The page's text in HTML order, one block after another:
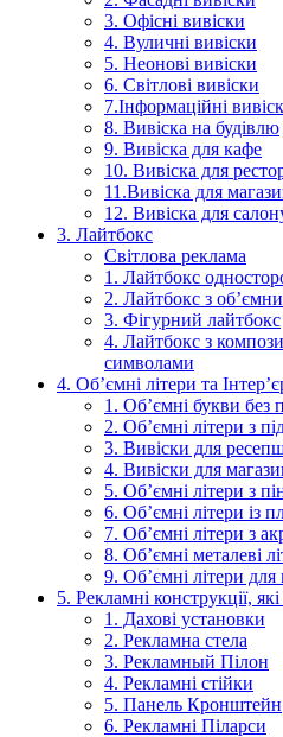
3. Офісні вивіски
4. Вуличні вивіски
5. Неонові вивіски
6. Світлові вивіски
7.Інформаційні
8. Вивіска на будівлю
9. Вивіска для кафе
10. Вивіска для
11.Вивіска для
12. Вивіска для
3. Лайтбокс
Світлова реклама
1. Лайтбокс
2. Лайтбокс з
3. Фігурний лайтбокс
4. Лайтбокс з
символами
4. Об’ємні літери та
1. Об’ємні букви без
2. Об’ємні літери з
3. Вивіски для
4. Вивіски для
5. Об’ємні літери з
6. Об’ємні літери із
7. Об’ємні літери з
8. Об’ємні металеві
9. Об’ємні літери для
5. Рекламні конструкції,
1. Дахові установки
2. Рекламна стела
3. Рекламный Пілон
4. Рекламні стійки
5. Панель Кронштейн
6. Рекламні Піларси